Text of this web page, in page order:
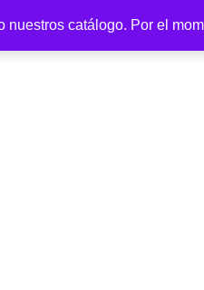
nuestros catálogo. Por el